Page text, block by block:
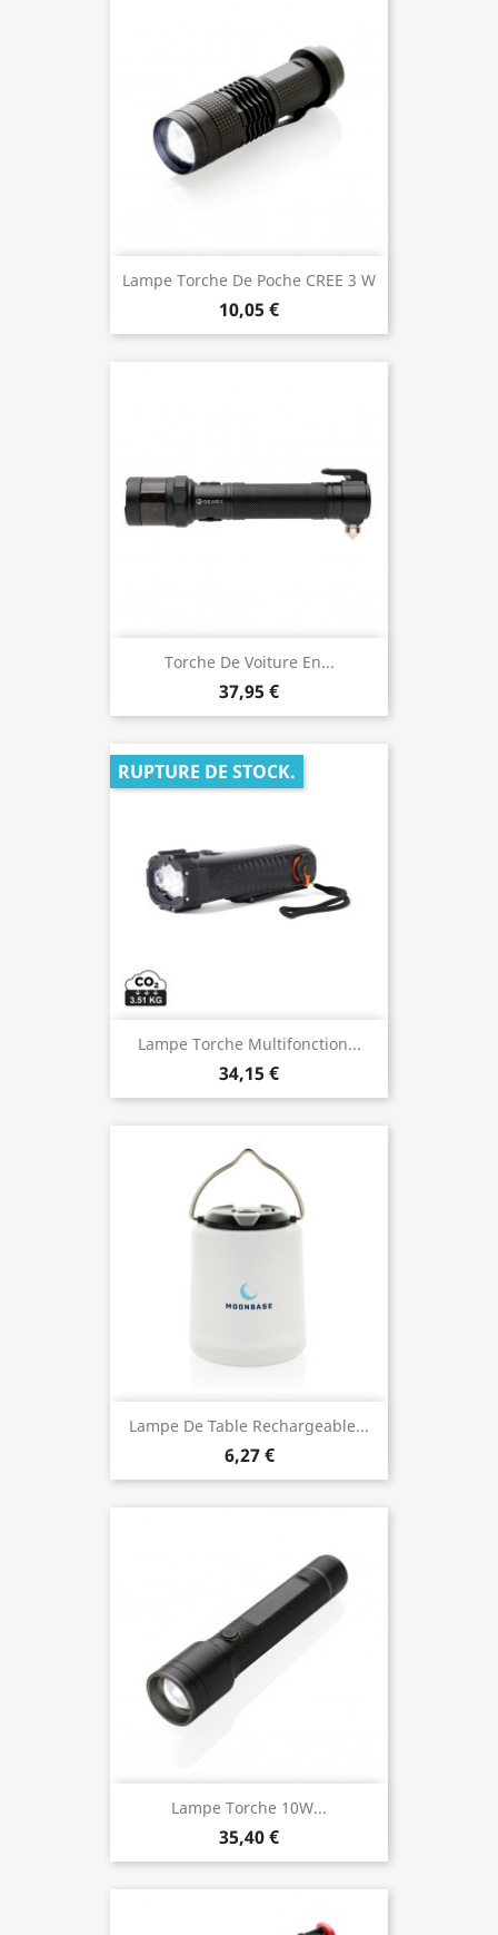
Lampe Torche De Poche CREE 3 W
10,05 €
Torche De Voiture En...
37,95 €
Lampe Torche Multifonction...
34,15 €
RUPTURE DE STOCK.
Lampe De Table Rechargeable...
6,27 €
Lampe Torche 10W...
35,40 €